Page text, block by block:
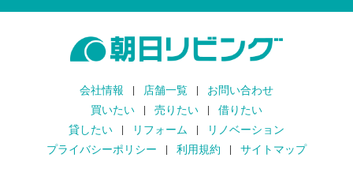
会社情報 店舗一覧
お問い合わせ
買いたい
売りたい
借りたい
貸したい
リフォーム
リノベーション
プライバシーポリシー
利用規約 サイトマップ